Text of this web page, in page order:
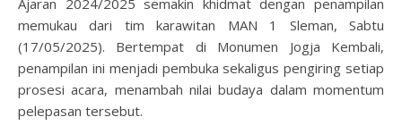
Ajaran 2024/2025 semakin khidmat dengan penampilan
memukau dari tim karawitan MAN 1 Sleman, Sabtu
(17/05/2025). Bertempat di Monumen Jogja Kembali,
penampilan ini menjadi pembuka sekaligus pengiring setiap
prosesi acara, menambah nilai budaya dalam momentum
pelepasan tersebut.